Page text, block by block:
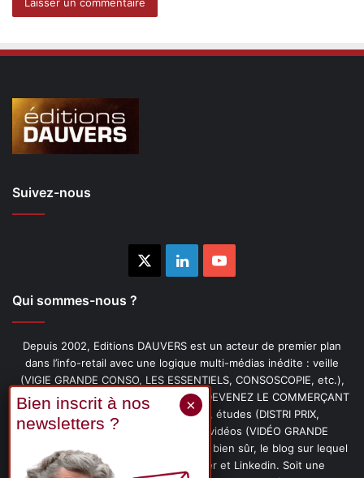
Suivez-nous
LinkedinYouTube
Qui sommes-nous ?
Depuis 2002, Editions DAUVERS est un acteur de premier plan
dans l’info-retail avec une logique multi-médias inédite : veille
(VIGIE GRANDE CONSO, LES ESSENTIELS, CONSOSCOPIE, etc.),
livres (PENSER-CLIENT, IMAGE-PRIX, DEVENEZ LE COMMERÇANT
PRÉFÉRÉ DE VOS CLIENTS, etc.), études (DISTRI PRIX,
PROMOFLASH, DRIVE INSIGHTS), vidéos (VIDÉO GRANDE
CONSO), podcasts (CAFÉ CONSO) et, bien sûr, le blog sur lequel
vous êtes, ainsi que les fils Twitter et Linkedin. Soit une